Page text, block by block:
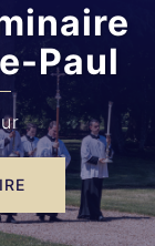
Paul